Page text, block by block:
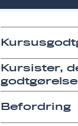
Kursister,
godtgørelse
Befordring